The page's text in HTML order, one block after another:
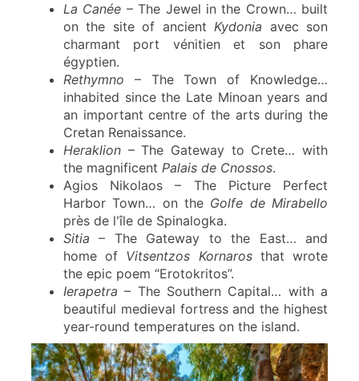
La Canée – The Jewel in the Crown… built
on the site of ancientKydonia avec son
charmant port vénitien et son phare
égyptien.
Rethymno – The Town of Knowledge…
inhabited since the Late Minoan years and
an important centre of the arts during the
Cretan Renaissance.
Heraklion – The Gateway to Crete… with
the magnificent Palais de Cnossos.
Agios Nikolaos – The Picture Perfect
Harbor Town… on the Golfe de Mirabello
près de l'île de Spinalogka.
Sitia – The Gateway to the East… and
home of Vitsentzos Kornarosthat wrote
the epic poem “Erotokritos”.
Ierapetra – The Southern Capital… with a
beautiful medieval fortress and the highest
year-round temperatures on the island.